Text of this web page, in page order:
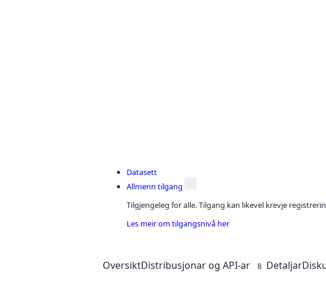
Datasett
Allmenn tilgang
Tilgjengeleg for alle. Tilgang kan likevel krevje
Les meir om tilgangsnivå her
OversiktDistribusjonar og API-ar 8 Detaljar